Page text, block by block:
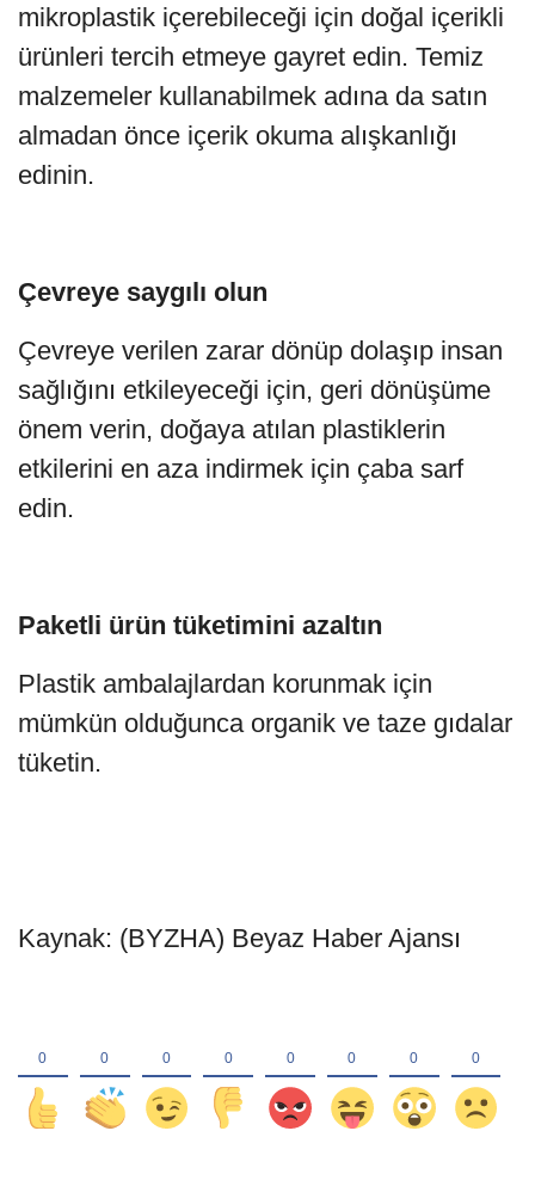
mikroplastik içerebileceği için doğal içerikli
ürünleri tercih etmeye gayret edin. Temiz
malzemeler kullanabilmek adına da satın
almadan önce içerik okuma alışkanlığı
edinin.
Çevreye saygılı olun
Çevreye verilen zarar dönüp dolaşıp insan
sağlığını etkileyeceği için, geri dönüşüme
önem verin, doğaya atılan plastiklerin
etkilerini en aza indirmek için çaba sarf
edin.
Paketli ürün tüketimini azaltın
Plastik ambalajlardan korunmak için
mümkün olduğunca organik ve taze gıdalar
tüketin.
Kaynak: (BYZHA) Beyaz Haber Ajansı